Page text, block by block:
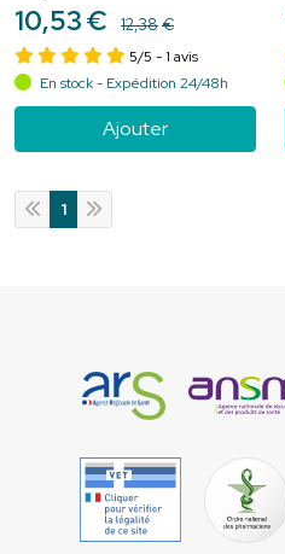
10,53€ 12,38€
5/5 - 1 avis
En stock - Expédition 24/48h
Ajouter
1